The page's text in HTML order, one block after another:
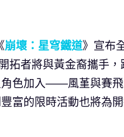
崩壞：星穹鐵道》宣布
拓者將與黃金裔攜手
色加入——風堇與賽
富的限時活動也將為